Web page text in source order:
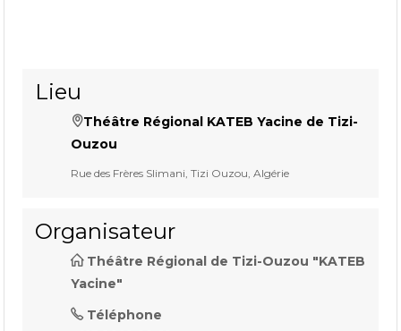
Lieu
Théâtre Régional KATEB Yacine de Tizi-
Ouzou
Rue des Frères Slimani, Tizi Ouzou, Algérie
Organisateur
Théâtre Régional de Tizi-Ouzou "KATEB
Yacine"
Téléphone